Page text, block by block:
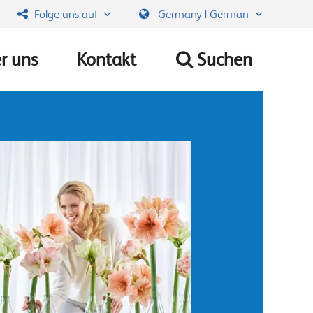
Folge uns auf Germany | German
uns Kontakt Suchen